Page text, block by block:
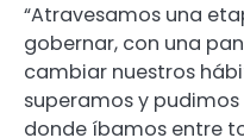
“Atravesamos una
gobernar, con una
cambiar nuestros
superamos y
donde íbamos entre